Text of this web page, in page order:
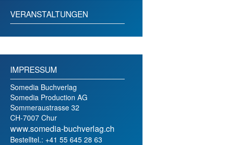
VERANSTALTUNGEN
IMPRESSUM
Somedia Buchverlag
Somedia Production AG
Sommeraustrasse 32
CH-7007 Chur
www.somedia-buchverlag.ch
Bestelltel.: +41 55 645 28 63